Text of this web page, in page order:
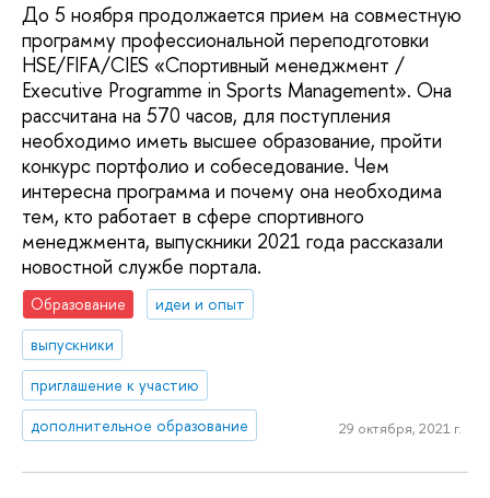
До 5 ноября продолжается прием на совместную
программу профессиональной переподготовки
HSE/FIFA/CIES «Спортивный менеджмент /
Executive Programme in Sports Management». Она
рассчитана на 570 часов, для поступления
необходимо иметь высшее образование, пройти
конкурс портфолио и собеседование. Чем
интересна программа и почему она необходима
тем, кто работает в сфере спортивного
менеджмента, выпускники 2021 года рассказали
новостной службе портала.
Образование
идеи и опыт
выпускники
приглашение к участию
дополнительное образование
29 октября, 2021 г.